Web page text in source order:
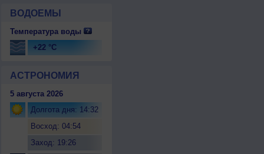
ВОДОЕМЫ
Температура воды
+22 °C
АСТРОНОМИЯ
5 августа 2026
Долгота дня: 14:32
Восход: 04:54
Заход: 19:26